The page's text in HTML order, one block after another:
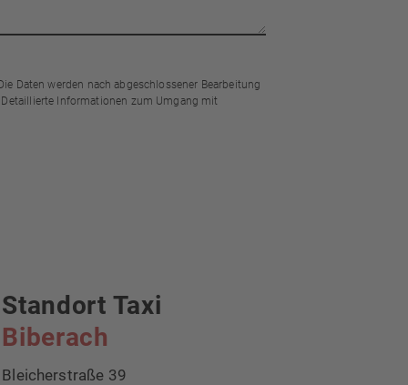
Daten werden nach abgeschlossener Bearbeitung
Informationen zum Umgang mit
Standort Taxi
Biberach
Bleicherstraße 39